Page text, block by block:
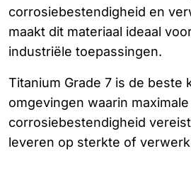
corrosiebestendigheid en
maakt dit materiaal ideaal
industriële toepassingen.
Titanium Grade 7 is de beste
omgevingen waarin maximale
corrosiebestendigheid
leveren op sterkte of